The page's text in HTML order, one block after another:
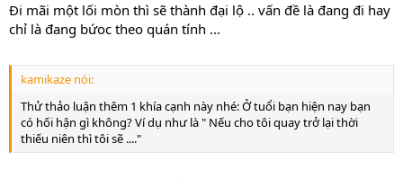
Đi mãi một lối mòn thì sẽ thành đại lộ .. vấn đề là đang đi hay
chỉ là đang bứoc theo quán tính ...
kamikaze nói:
Thử thảo luận thêm 1 khía cạnh này nhé: Ở tuổi bạn hiện nay bạn
có hối hận gì không? Ví dụ như là " Nếu cho tôi quay trở lại thời
thiếu niên thì tôi sẽ ...."